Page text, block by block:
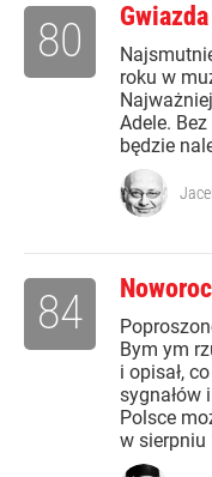
roku w
Adele.
będzie
80
Bym ym
i opisał,
sygnałów
Polsce
w sierpniu
84